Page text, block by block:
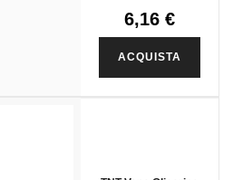
6,16 €
ACQUISTA